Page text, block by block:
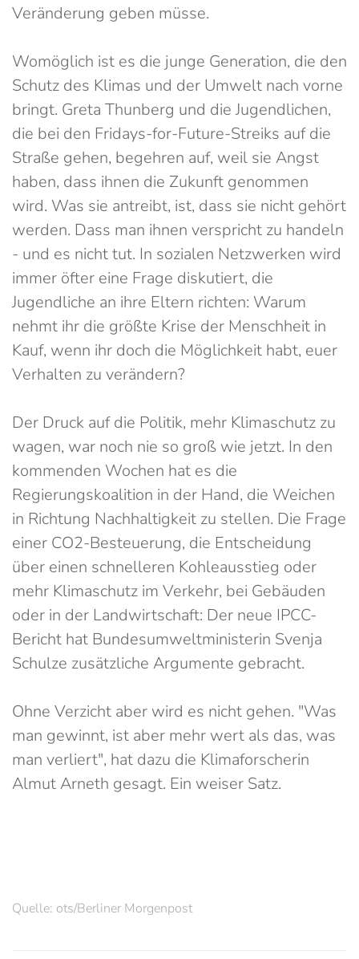
Veränderung geben müsse.
Womöglich ist es die junge Generation, die den
Schutz des Klimas und der Umwelt nach vorne
bringt. Greta Thunberg und die Jugendlichen,
die bei den Fridays-for-Future-Streiks auf die
Straße gehen, begehren auf, weil sie Angst
haben, dass ihnen die Zukunft genommen
wird. Was sie antreibt, ist, dass sie nicht gehört
werden. Dass man ihnen verspricht zu handeln
- und es nicht tut. In sozialen Netzwerken wird
immer öfter eine Frage diskutiert, die
Jugendliche an ihre Eltern richten: Warum
nehmt ihr die größte Krise der Menschheit in
Kauf, wenn ihr doch die Möglichkeit habt, euer
Verhalten zu verändern?
Der Druck auf die Politik, mehr Klimaschutz zu
wagen, war noch nie so groß wie jetzt. In den
kommenden Wochen hat es die
Regierungskoalition in der Hand, die Weichen
in Richtung Nachhaltigkeit zu stellen. Die Frage
einer CO2-Besteuerung, die Entscheidung
über einen schnelleren Kohleausstieg oder
mehr Klimaschutz im Verkehr, bei Gebäuden
oder in der Landwirtschaft: Der neue IPCC-
Bericht hat Bundesumweltministerin Svenja
Schulze zusätzliche Argumente gebracht.
Ohne Verzicht aber wird es nicht gehen. "Was
man gewinnt, ist aber mehr wert als das, was
man verliert", hat dazu die Klimaforscherin
Almut Arneth gesagt. Ein weiser Satz.
Quelle: ots/Berliner Morgenpost